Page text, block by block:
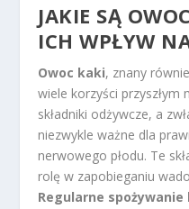
JAKIE SĄ
ICH WPŁYW
Owoc kaki, znany
wiele korzyści
składniki odżywcze, a
niezwykle ważne dla
nerwowego płodu. Te
rolę w zapobieganiu
Regularne spożywanie